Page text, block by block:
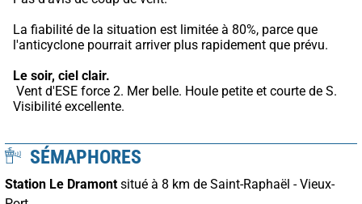
La fiabilité de la situation est limitée à 80%, parce que
l'anticyclone pourrait arriver plus rapidement que prévu.
Le soir, ciel clair.
Visibilité excellente.
SÉMAPHORES
Station Le Dramont situé à 8 km de Saint-Raphaël - Vieux-